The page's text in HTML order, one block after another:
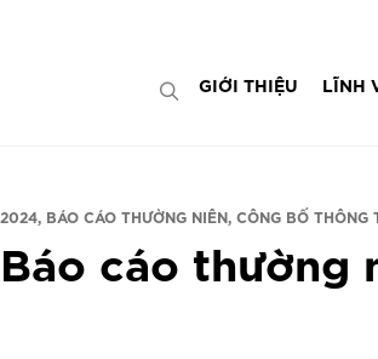
GIỚI THIỆU LĨNH
2024 BÁO CÁO THƯỜNG NIÊN CÔNG BỐ THÔNG
Báo cáo thường